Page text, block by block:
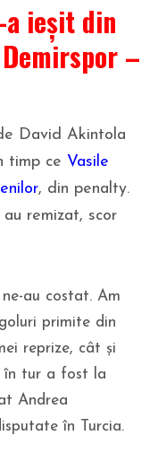
ieșit din
–
David Akintola
timp ce Vasile
, din penalty.
remizat, scor
au costat. Am
primite din
reprize, cât și
în tur a fost la
Andrea
în Turcia.